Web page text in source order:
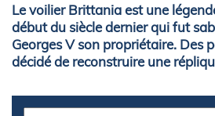
Le voilier Brittania est une
début du siècle dernier qui fut
Georges V son propriétaire. Des
décidé de reconstruire une